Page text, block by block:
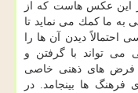
این عكس هاست كه از
به ما كمك می نماید تا
احتمالاً دیدن آن ها را
می تواند با گرفتن و
فرض های ذهنی خاصی
فرهنگ ها بینجامد. در